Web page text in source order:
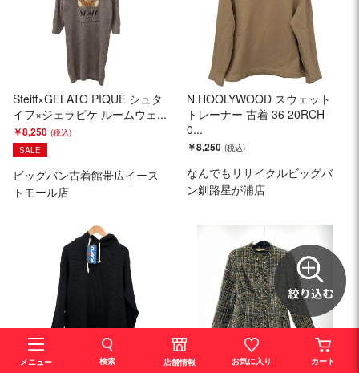
Steiff×GELATO PIQUE シュタ
イフ×ジェラピケ ルームウェ...
￥8,250
SALE
ビッグバン古着館帯広イース
トモール店
N.HOOLYWOOD スウェット
トレーナー 古着 36 20RCH-
0...
￥8,250
なんでもリサイクルビッグバ
ン釧路星が浦店
メニュー 検索 店舗情報 お気に入り カート